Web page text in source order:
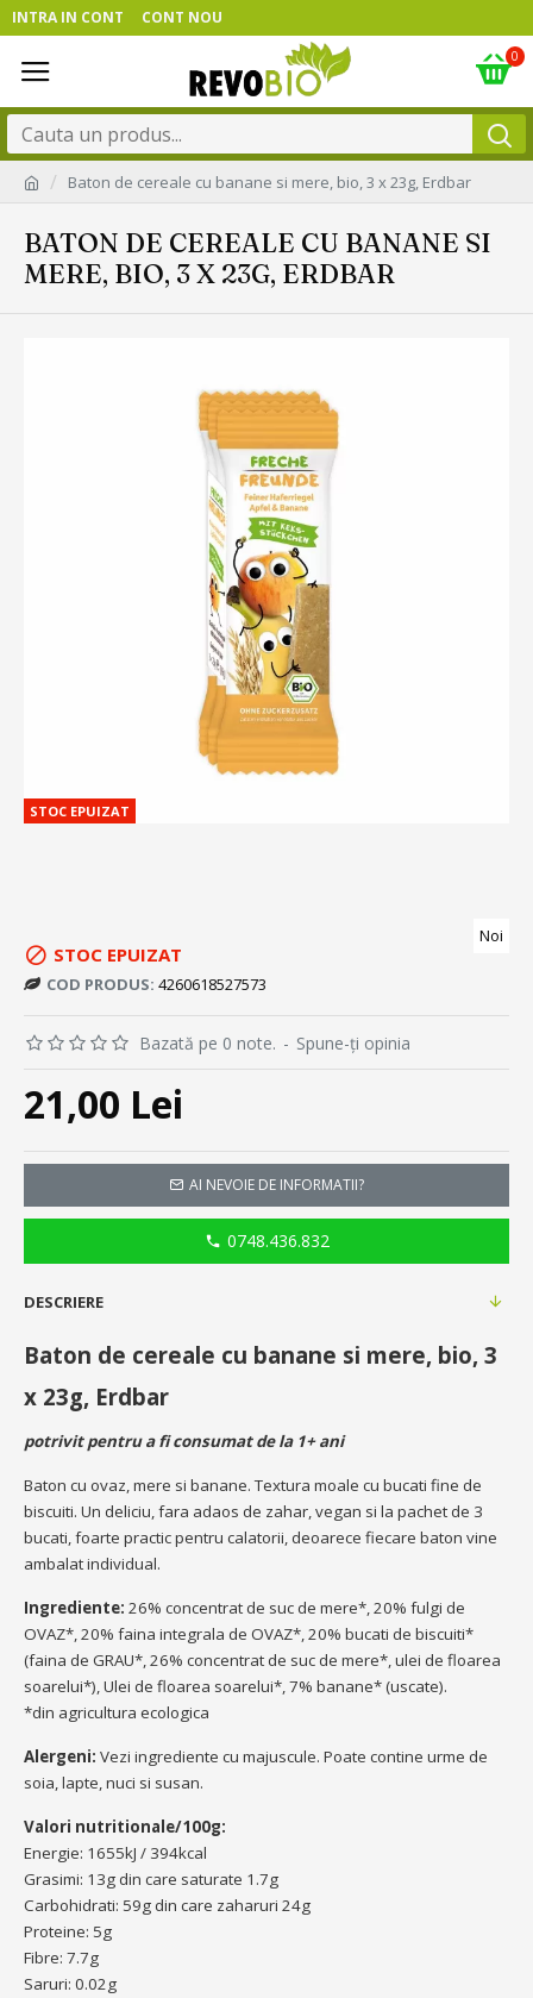
INTRA IN CONT CONT NOU
0
Baton de cereale cu banane si mere, bio, 3 x 23g, Erdbar
BATON DE CEREALE CU BANANE SI
MERE, BIO, 3 X 23G, ERDBAR
STOC EPUIZAT
STOC EPUIZAT
COD PRODUS: 4260618527573
Noi
Bazată pe 0 note. - Spune-ţi opinia
21,00 Lei
AI NEVOIE DE INFORMATII?
0748.436.832
DESCRIERE
Baton de cereale cu banane si mere, bio, 3
x 23g, Erdbar
potrivit pentru a fi consumat de la 1+ ani
Baton cu ovaz, mere si banane. Textura moale cu bucati fine de
biscuiti. Un deliciu, fara adaos de zahar, vegan si la pachet de 3
bucati, foarte practic pentru calatorii, deoarece fiecare baton vine
ambalat individual.
Ingrediente: 26% concentrat de suc de mere*,20% fulgi de
OVAZ*,20% faina integrala de OVAZ*,20% bucati de biscuiti*
(faina de GRAU*, 26% concentrat de suc de mere*, ulei de floarea
soarelui*),Ulei de floarea soarelui*,7% banane* (uscate).
*din agricultura ecologica
Alergeni: Vezi ingrediente cu majuscule. Poate contine urme de
soia, lapte, nuci si susan.
Valori nutritionale/100g:
Energie: 1655kJ / 394kcal
Grasimi: 13g din care saturate 1.7g
Carbohidrati: 59g din care zaharuri 24g
Proteine: 5g
Fibre: 7.7g
Saruri: 0.02g